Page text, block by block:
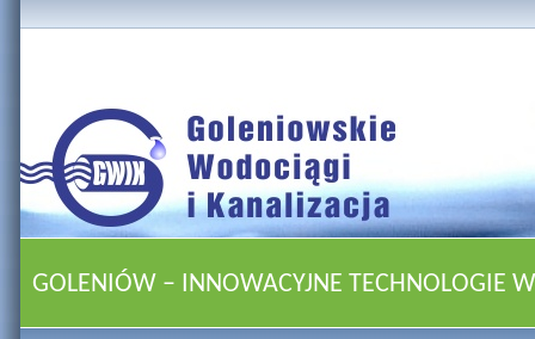
GOLENIÓW – INNOWACYJNE TECHNOLOGIE